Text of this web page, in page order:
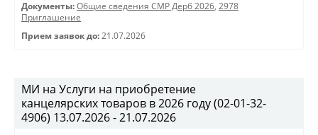
Документы: Общие сведения СМР Дерб 2026, 2978
Приглашение
Прием заявок до: 21.07.2026
МИ на Услуги на приобретение
канцелярских товаров в 2026 году (02-01-32-
4906) 13.07.2026 - 21.07.2026